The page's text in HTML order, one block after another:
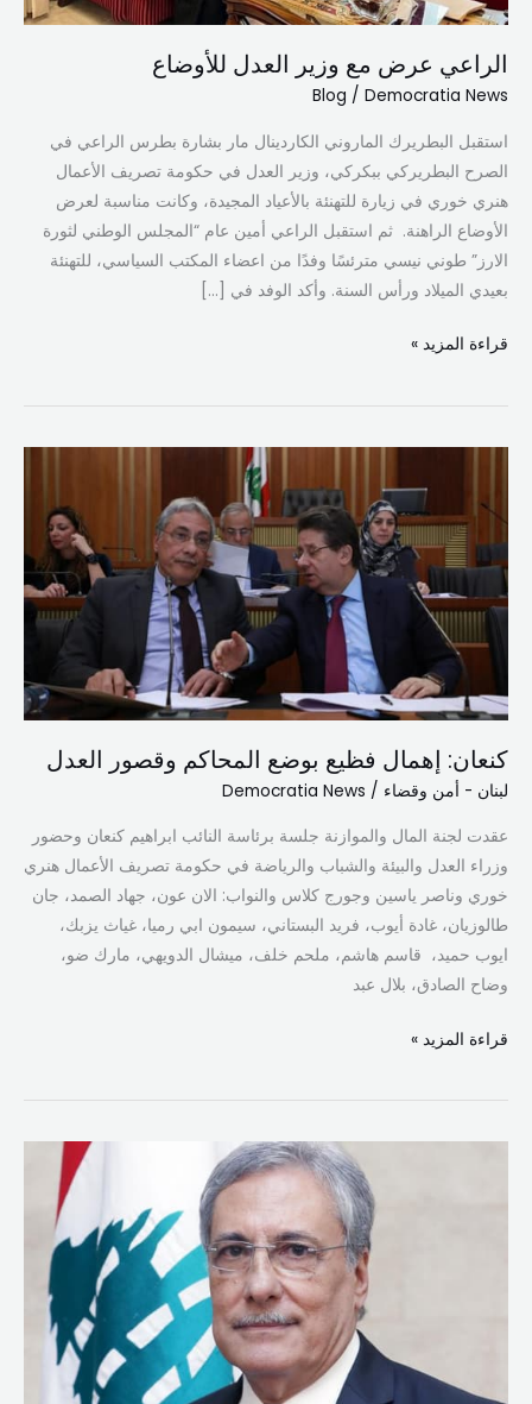
الراعي عرض مع وزير العدل للأوضاع
Blog / Democratia News
استقبل البطريرك الماروني الكاردينال مار بشارة بطرس الراعي في
الصرح البطريركي ببكركي، وزير العدل في حكومة تصريف الأعمال
هنري خوري في زيارة للتهنئة بالأعياد المجيدة، وكانت مناسبة لعرض
الأوضاع الراهنة. ثم استقبل الراعي أمين عام “المجلس الوطني لثورة
الارز” طوني نيسي مترئسًا وفدًا من اعضاء المكتب السياسي، للتهنئة
بعيدي الميلاد ورأس السنة. وأكد الوفد في […]
قراءة المزيد »
كنعان: إهمال فظيع بوضع المحاكم وقصور العدل
لبنان - أمن وقضاء /
Democratia News
عقدت لجنة المال والموازنة جلسة برئاسة النائب ابراهيم كنعان وحضور
وزراء العدل والبيئة والشباب والرياضة في حكومة تصريف الأعمال هنري
خوري وناصر ياسين وجورج كلاس والنواب: الان عون، جهاد الصمد، جان
طالوزيان، غادة أيوب، فريد البستاني، سيمون ابي رميا، غياث يزبك،
ايوب حميد، قاسم هاشم، ملحم خلف، ميشال الدويهي، مارك ضو،
وضاح الصادق، بلال عبد
فظيع
بوضع
المحاكم
وقصور
العدل
قراءة المزيد »
سحب